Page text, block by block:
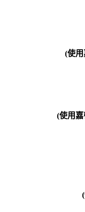
(使
(使用
(